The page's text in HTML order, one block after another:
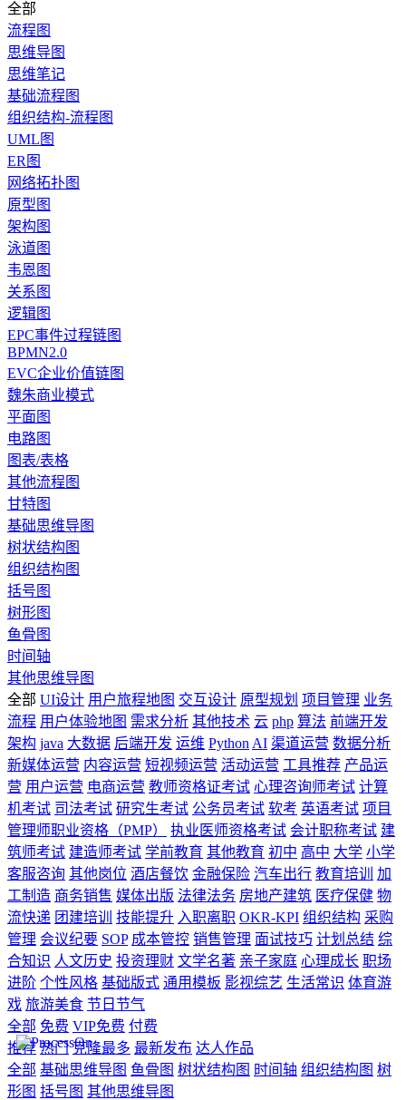
全部
流程图
思维导图
思维笔记
基础流程图
组织结构-流程图
UML图
ER图
网络拓扑图
原型图
架构图
泳道图
韦恩图
关系图
逻辑图
EPC事件过程链图
BPMN2.0
EVC企业价值链图
魏朱商业模式
平面图
电路图
图表/表格
其他流程图
甘特图
基础思维导图
树状结构图
组织结构图
括号图
树形图
鱼骨图
时间轴
其他思维导图
全部 UI设计 用户旅程地图 交互设计 原型规划 项目管理 业务
流程 用户体验地图 需求分析 其他技术 云 php 算法 前端开发
架构 java 大数据 后端开发 运维 Python AI 渠道运营 数据分析
新媒体运营 内容运营 短视频运营 活动运营 工具推荐 产品运
营 用户运营 电商运营 教师资格证考试 心理咨询师考试 计算
机考试 司法考试 研究生考试 公务员考试 软考 英语考试 项目
管理师职业资格（PMP）
执业医师资格考试 会计职称考试 建
筑师考试 建造师考试 学前教育 其他教育 初中 高中 大学 小学
客服咨询 其他岗位 酒店餐饮 金融保险 汽车出行 教育培训
加
工制造 商务销售 媒体出版 法律法务 房地产建筑 医疗保健 物
流快递 团建培训 技能提升 入职离职 OKR-KPI 组织结构 采购
管理 会议纪要 SOP 成本管控 销售管理 面试技巧 计划总结 综
合知识 人文历史 投资理财 文学名著 亲子家庭 心理成长 职场
进阶 个性风格 基础版式 通用模板 影视综艺 生活常识 体育游
戏 旅游美食 节日节气
全部 免费 VIP免费 付费
推荐 热门 克隆最多 最新发布 达人作品
全部 基础思维导图 鱼骨图 树状结构图 时间轴 组织结构图 树
形图 括号图 其他思维导图